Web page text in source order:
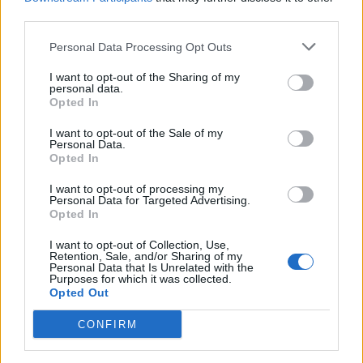
Personal Data Processing Opt Outs
I want to opt-out of the Sharing of my
personal data.
Opted In
I want to opt-out of the Sale of my
Personal Data.
Opted In
I want to opt-out of processing my
Personal Data for Targeted Advertising.
Opted In
I want to opt-out of Collection, Use,
Retention, Sale, and/or Sharing of my
Personal Data that Is Unrelated with the
Purposes for which it was collected.
Opted Out
CONFIRM
© Vecer.mk, правата за текстот се на редакцијата
Северна Кореја изврши ново
лансирање на ракета
ХИРОШИМА ПО 81 ГОДИНА:
НАЈЧИТАНИ ВО ПОСЛЕДНИ 7 ДЕНА
СЛУШАМ, САКААТ ДА СЕ СУДИ
ЗА ВОЕНИТЕ ЗЛОСТРОСТВА НА
УЧК...